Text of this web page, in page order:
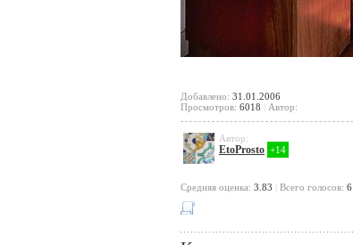
Добавлено: 31.01.2006
Просмотров: 6018 Автор:
Автор:
EtoProsto +14
Cредняя оценка: 3.83 Всего голосов: 6